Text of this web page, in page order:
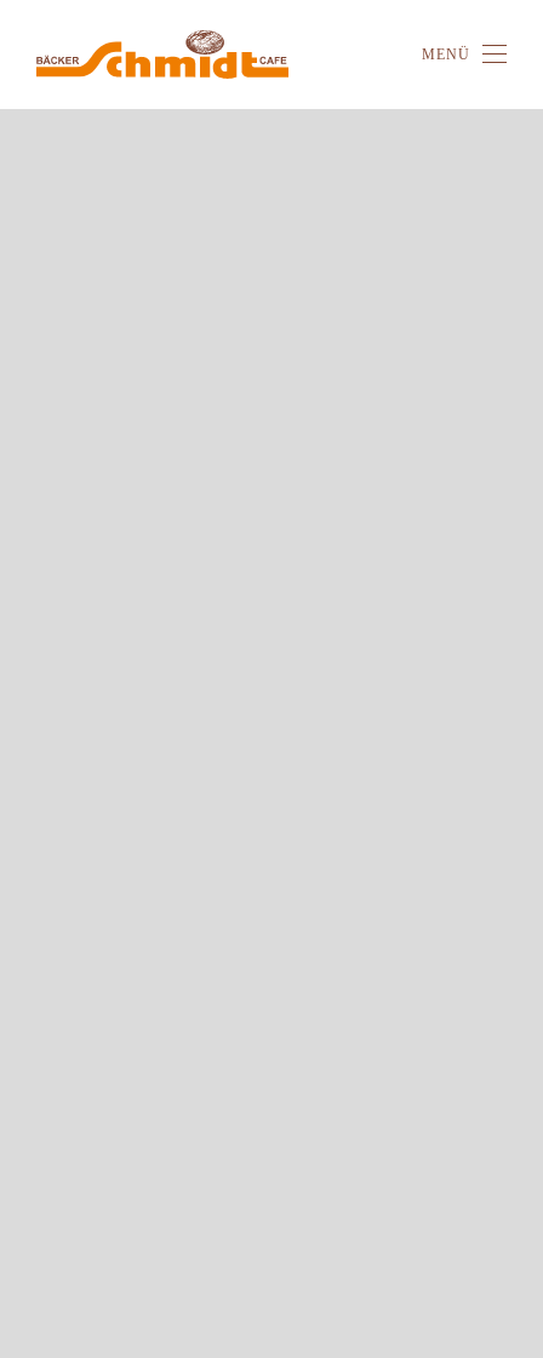
Zum Hauptinhalt springen
MENÜ